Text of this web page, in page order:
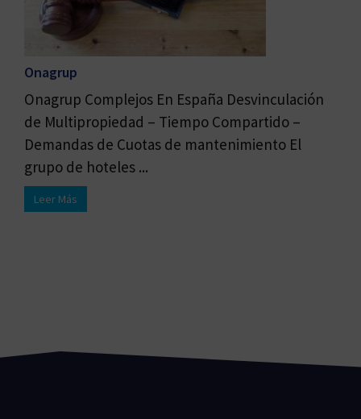
Onagrup
Onagrup Complejos En España Desvinculación
de Multipropiedad – Tiempo Compartido –
Demandas de Cuotas de mantenimiento El
grupo de hoteles ...
Leer Más